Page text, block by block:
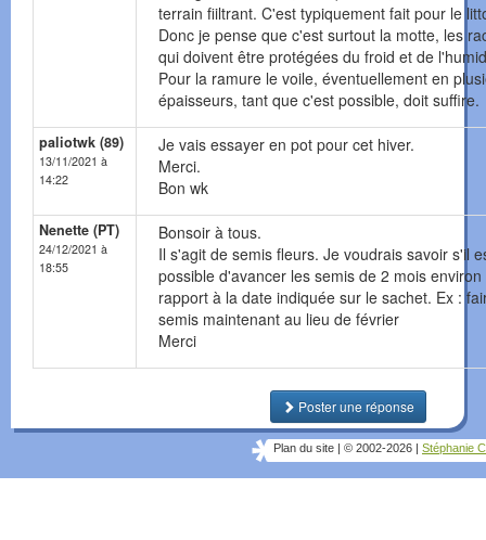
terrain fiiltrant. C'est typiquement fait pour le
Donc je pense que c'est surtout la motte, les
qui doivent être protégées du froid et de
Pour la ramure le voile, éventuellement en
épaisseurs, tant que c'est possible, doit suffire.
paliotwk (89)
13/11/2021 à
14:22
Je vais essayer en pot pour cet hiver.
Merci.
Bon wk
Nenette (PT)
24/12/2021 à
18:55
Bonsoir à tous.
Il s'agit de semis fleurs. Je voudrais savoir s'il
possible d'avancer les semis de 2 mois environ
rapport à la date indiquée sur le sachet. Ex :
semis maintenant au lieu de février
Merci
Poster une réponse
Plan du site © 2002-2026 Stéphanie C